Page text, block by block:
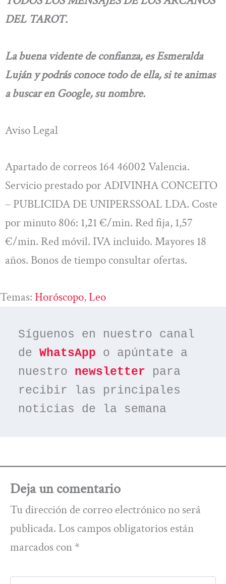
DEL TAROT.
La buena vidente de confianza, es Esmeralda
Luján y podrás conoce todo de ella, si te animas
a buscar en Google, su nombre.
Aviso Legal
Apartado de correos 164 46002 Valencia.
Servicio prestado por ADIVINHA CONCEITO
– PUBLICIDA DE UNIPERSSOAL LDA. Coste
por minuto 806: 1,21 €/min. Red fija, 1,57
€/min. Red móvil. IVA incluido. Mayores 18
años. Bonos de tiempo consultar ofertas.
Temas: Horóscopo, Leo
Síguenos en nuestro canal
de WhatsApp o apúntate a
nuestro newsletter para
recibir las principales
noticias de la semana
Deja un comentario
Tu dirección de correo electrónico no será
publicada. Los campos obligatorios están
marcados con *